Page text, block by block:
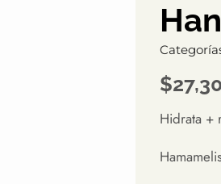
$
Hidrata +